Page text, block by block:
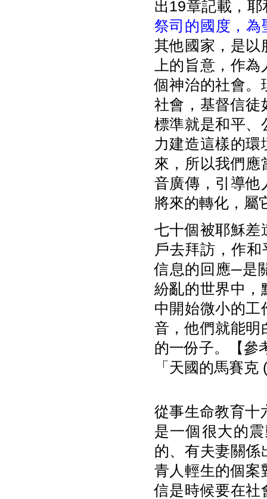
出19章記載，
祭司的國度，
其他國家，是以
上的旨意，作
個神治的社會。
社會，基督信徒
標準就是和平、
力建造這樣的
來，所以我們應
音廣傳，引導他
將來的轉化，屬
七十個被耶穌差
戶去拜訪，作
信息的回應─是
紛亂的世界中，
中開始微小的工
音，他們就能明
的一份子。【參
「天國的馬賽
從事生命教育十
是一個很大的
的、有夫妻關係
青人輕生的個案
信是時候要在社